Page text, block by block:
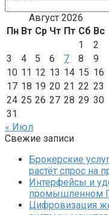
Август 2026
Пн Вт Ср Чт Пт Сб Вс
1
2
3
4 5 6 7 8
9
10 11 12 13 14 15 16
17 18 19 20 21 22 23
24 25 26 27 28 29 30
31
« Июл
Свежие записи
Брокерские
растёт спрос на
Интерфейсы и
промышленном
Цифровизация